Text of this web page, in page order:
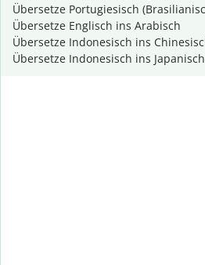
Übersetze Portugiesisch
Übersetze Englisch ins Arabisch
Übersetze Indonesisch ins
Übersetze Indonesisch ins Japanisch